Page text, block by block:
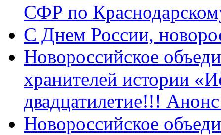
СФР по
C Днем России,
Новороссийское
хранителей истории
двадцатилетие!!!
Новороссийское